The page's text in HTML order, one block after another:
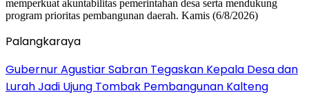
Palangkaraya
Gubernur Agustiar Sabran Tegaskan Kepala Desa dan
Lurah Jadi Ujung Tombak Pembangunan Kalteng